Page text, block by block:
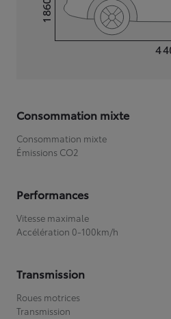
4
Hauteur1 860
Consommation mixte
Consommation mixte
Émissions CO2
Performances
Vitesse maximale
Accélération 0-100km/h
Transmission
Roues motrices
Transmission